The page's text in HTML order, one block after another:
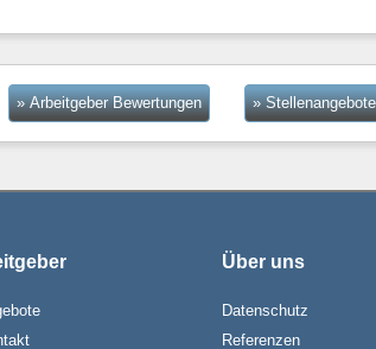
» Arbeitgeber Bewertungen » Stellenangebote
Über uns
Datenschutz
Referenzen